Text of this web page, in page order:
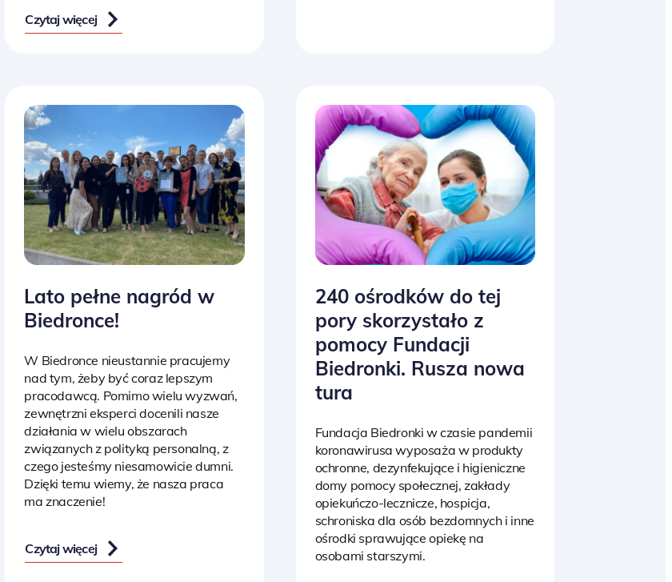
Czytaj więcej
Lato pełne nagród w
Biedronce!
W Biedronce nieustannie pracujemy
nad tym, żeby być coraz lepszym
pracodawcą. Pomimo wielu wyzwań,
zewnętrzni eksperci docenili nasze
działania w wielu obszarach
związanych z polityką personalną, z
czego jesteśmy niesamowicie dumni.
Dzięki temu wiemy, że nasza praca
ma znaczenie!
Czytaj więcej
240 ośrodków do tej
pory skorzystało z
pomocy Fundacji
Biedronki. Rusza nowa
tura
Fundacja Biedronki w czasie pandemii
koronawirusa wyposaża w produkty
ochronne, dezynfekujące i higieniczne
domy pomocy społecznej, zakłady
opiekuńczo-lecznicze, hospicja,
schroniska dla osób bezdomnych i inne
ośrodki sprawujące opiekę na
osobami starszymi.